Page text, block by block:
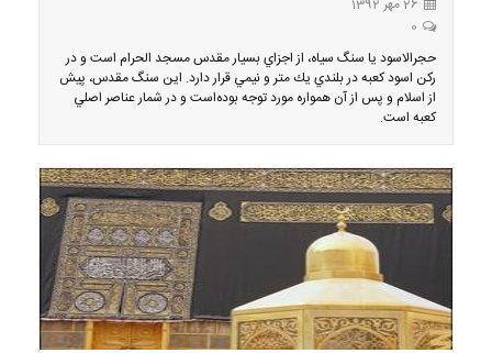
26 مهر 1392
0
حجرالاسود يا سنگ سياه، از اجزاي بسيار مقدس مسجد الحرام است و در
ركن اسود كعبه در بلندي يك متر و نيمي قرار دارد. اين سنگ مقدس، پيش
از اسلام و پس از آن همواره مورد توجه بوده‌است و در شمار عناصر اصلي
كعبه است.